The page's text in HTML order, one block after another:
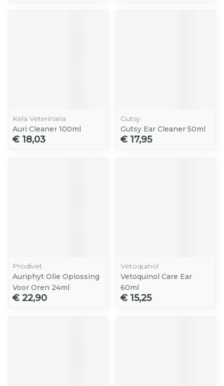
Kela Veterinaria
Auri Cleaner 100ml
€ 18,03
Gutsy
Gutsy Ear Cleaner 50ml
€ 17,95
Prodivet
Auriphyt Olie Oplossing
Voor Oren 24ml
€ 22,90
Vetoquinol
Vetoquinol Care Ear
60ml
€ 15,25